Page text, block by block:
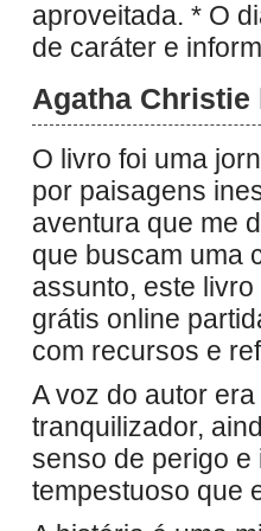
aproveitada. * O
de caráter e
Agatha
O livro foi uma
por paisagens
aventura que me
que buscam uma
assunto, este
grátis online
com recursos e
A voz do autor
tranquilizador,
senso de perigo
tempestuoso que